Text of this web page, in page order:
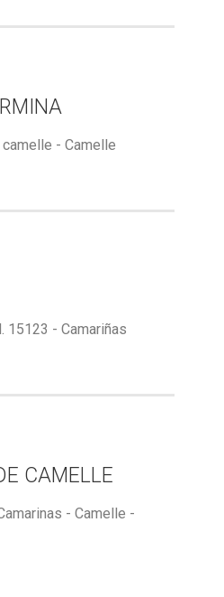
- Camelle
15123 - Camariñas
CAMELLE
- Camelle -